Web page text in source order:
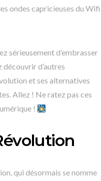
ondes capricieuses du Wifi
sérieusement d’embrasser
d’autres
et ses alternatives
Allez ! Ne ratez pas ces
!
qui désormais se nomme